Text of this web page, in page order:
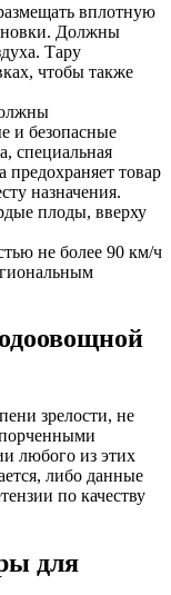
вплотную
Должны
Тару
чтобы также
и безопасные
специальная
товар
назначения.
плоды, вверху
не более 90 км/ч
зрелости, не
любого из этих
либо данные
по качеству
для